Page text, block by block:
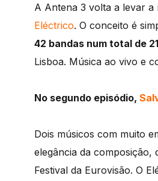
A Antena 3 volta a levar
Eléctrico. O conceito é
42 bandas num total de
Lisboa. Música ao vivo e
No segundo episódio,
Dois músicos com muito
elegância da composição,
Festival da Eurovisão. O